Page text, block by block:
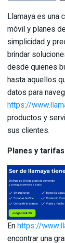
Llamaya es una
móvil y planes
simplicidad y
brindar
desde quienes
hasta aquellos
datos para
https://
productos y
sus clientes.
Planes y
Enhttps://
encontrar una